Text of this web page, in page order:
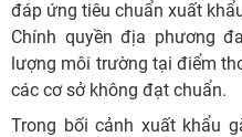
đáp ứng tiêu chuẩn xuất
Chính quyền địa phương
lượng môi trường tại điểm
các cơ sở không đạt chuẩn.
Trong bối cảnh xuất khẩu